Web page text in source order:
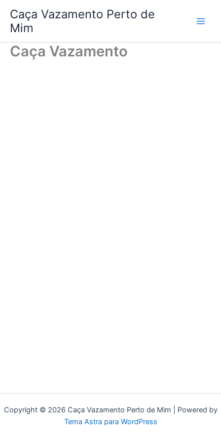
para
conteúdo
Caça Vazamento Perto de
Mim
Caça Vazamento
Copyright © 2026 Caça Vazamento Perto de Mim | Powered by
Tema Astra para WordPress